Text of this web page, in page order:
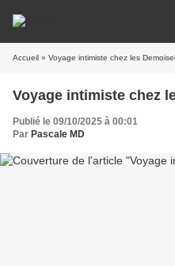
Accueil » Voyage intimiste chez les
Voyage intimiste chez
Publié le 09/10/2025 à 00:01
Par Pascale MD